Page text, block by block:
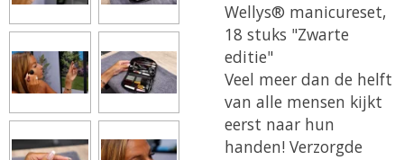
Wellys® manicureset,
18 stuks "Zwarte
editie"
Veel meer dan de helft
van alle mensen kijkt
eerst naar hun
handen! Verzorgde